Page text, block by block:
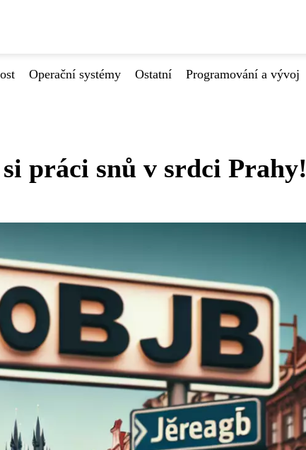
Operační systémy Ostatní Programování a vývoj
práci snů v srdci Prahy!